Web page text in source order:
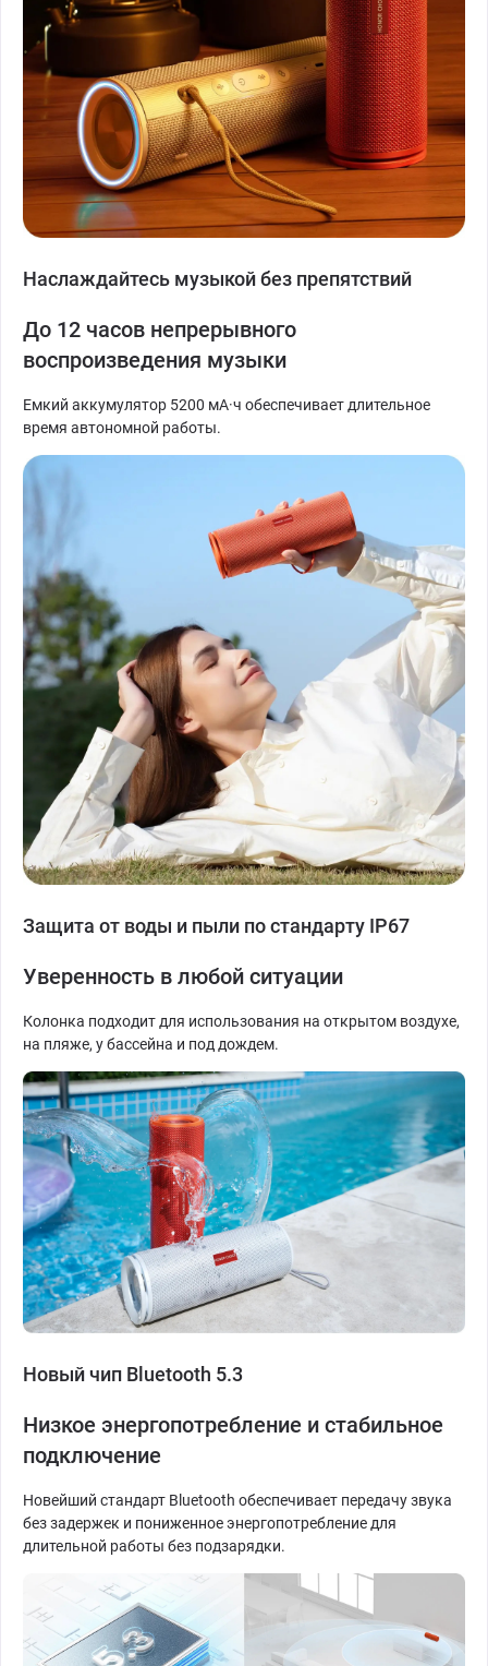
Наслаждайтесь музыкой без препятствий
До 12 часов непрерывного
воспроизведения музыки
Емкий аккумулятор 5200 мА·ч обеспечивает длительное
время автономной работы.
Защита от воды и пыли по стандарту IP67
Уверенность в любой ситуации
Колонка подходит для использования на открытом воздухе,
на пляже, у бассейна и под дождем.
Новый чип Bluetooth 5.3
Низкое энергопотребление и стабильное
подключение
Новейший стандарт Bluetooth обеспечивает передачу звука
без задержек и пониженное энергопотребление для
длительной работы без подзарядки.